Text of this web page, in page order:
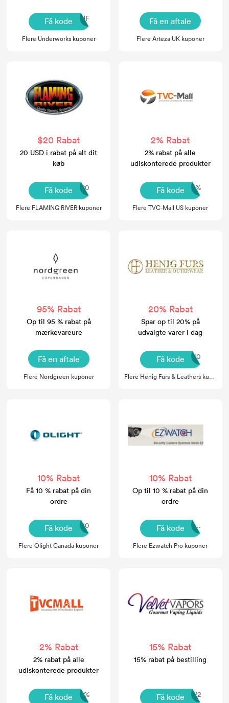
Få kodem6KdF
Flere Underworks kuponer
Få en aftale
Flere Arteza UK kuponer
$20 Rabat
20 USD i rabat på alt dit
køb
Få kode
CHAMP20
Flere FLAMING RIVER kuponer
2% Rabat
2% rabat på alle
udiskonterede produkter
Få kode20tvc2%
Flere TVC-Mall US kuponer
95% Rabat
Op til 95 % rabat på
mærkevareure
Få en aftale
Flere Nordgreen kuponer
20% Rabat
Spar op til 20% på
udvalgte varer i dag
Få kodefiFQl0
Flere Henig Furs & Leathers kuponer
10% Rabat
Få 10 % rabat på din
ordre
Få kode
olightstore10
Flere Olight Canada kuponer
10% Rabat
Op til 10 % rabat på din
ordre
Få kode
WOLVERI...
Flere Ezwatch Pro kuponer
2% Rabat
2% rabat på alle
udiskonterede produkter
Få kode20tvc2%
15% Rabat
15% rabat på bestilling
Få kode
2X9MGP2